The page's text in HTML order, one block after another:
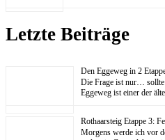
Letzte Beiträge
Den Eggeweg in 2
Die Frage ist nur… sollte
Eggeweg ist einer der
Rothaarsteig Etappe 3:
Morgens werde ich vor